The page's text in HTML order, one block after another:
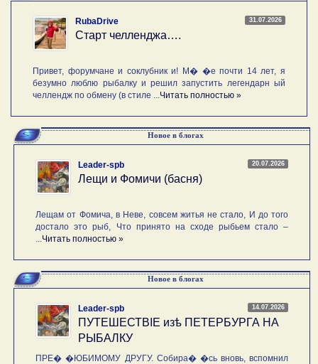
31.07.2026
RubaDrive
Старт челленджа….
Привет, форумчане и соклубник и! М� �е почти 14 лет, я
безумно люблю рыбалку и решил запустить легендарн ый
челлендж по обмену (в стиле ... Читать полностью »
Новое в блогах
20.07.2026
Leader-spb
Лещи и Фомичи (басня)
Лещам от Фомича, в Неве, совсем житья не стало, И до того
достало это рыб, Что принято на сходе рыбьем стало –
Читать полностью »
Новое в блогах
14.07.2026
Leader-spb
ПУТЕШЕСТВIE изѣ ПЕТЕРБУРГА НА
РЫБАЛКУ
ПРЕ� �ЮБИМОМУ ДРУГУ. Собира� �сь вновь, вспомнил